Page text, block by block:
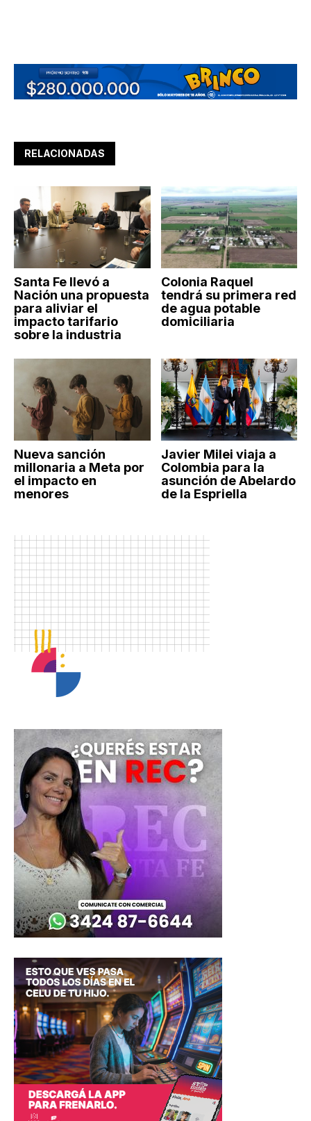
RELACIONADAS
Santa Fe llevó a
Nación una propuesta
para aliviar el
impacto tarifario
sobre la industria
Colonia Raquel
tendrá su primera red
de agua potable
domiciliaria
Nueva sanción
millonaria a Meta por
el impacto en
menores
Javier Milei viaja a
Colombia para la
asunción de Abelardo
de la Espriella